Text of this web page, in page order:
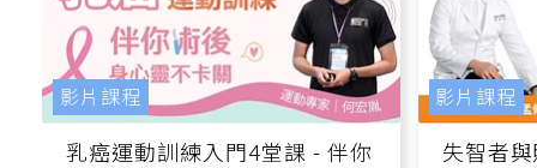
影片課程 影片課程